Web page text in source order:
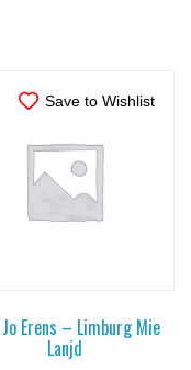
Save to Wishlist
Erens – Limburg Mie
Lanjd